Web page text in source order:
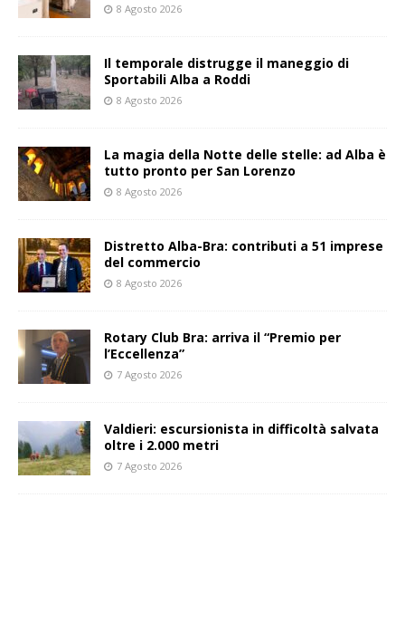
8 Agosto 2026
Il temporale distrugge il maneggio di
Sportabili Alba a Roddi
8 Agosto 2026
La magia della Notte delle stelle: ad Alba è
tutto pronto per San Lorenzo
8 Agosto 2026
Distretto Alba-Bra: contributi a 51 imprese
del commercio
8 Agosto 2026
Rotary Club Bra: arriva il “Premio per
l’Eccellenza”
7 Agosto 2026
Valdieri: escursionista in difficoltà salvata
oltre i 2.000 metri
7 Agosto 2026